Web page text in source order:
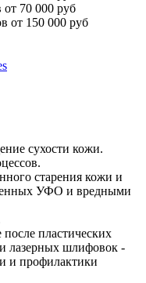
от 70 000 руб
от 150 000 руб
сухости кожи.
старения кожи и
УФО и вредными
пластических
лазерных шлифовок -
и профилактики